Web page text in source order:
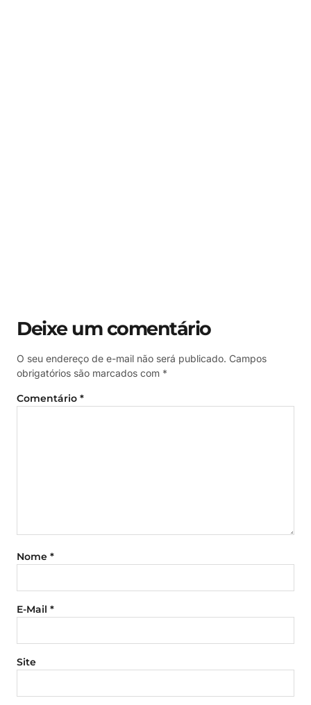
Deixe um comentário
O seu endereço de e-mail não será publicado. Campos
obrigatórios são marcados com *
Comentário *
Nome *
E-Mail *
Site